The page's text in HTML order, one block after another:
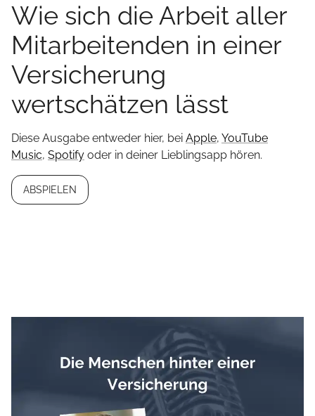
Wie sich die Arbeit aller
Mitarbeitenden in einer
Versicherung
wertschätzen lässt
Diese Ausgabe entweder hier, bei Apple, YouTube
Music, Spotify oder in deiner Lieblingsapp hören.
ABSPIELEN